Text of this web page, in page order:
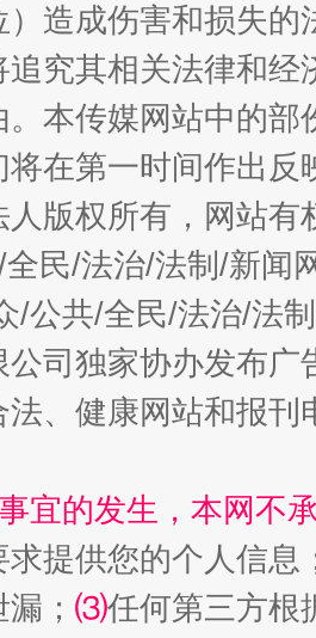
造成伤害和损失
追究其相关法律和
。本传媒网站中的
将在第一时间作出
人版权所有，网站
民/法治/法制/新闻
/公共/全民/法治/法
公司独家协办发布
、健康网站和报
宜的发生，本网不
提供您的个人信息
； ⑶任何第三方根